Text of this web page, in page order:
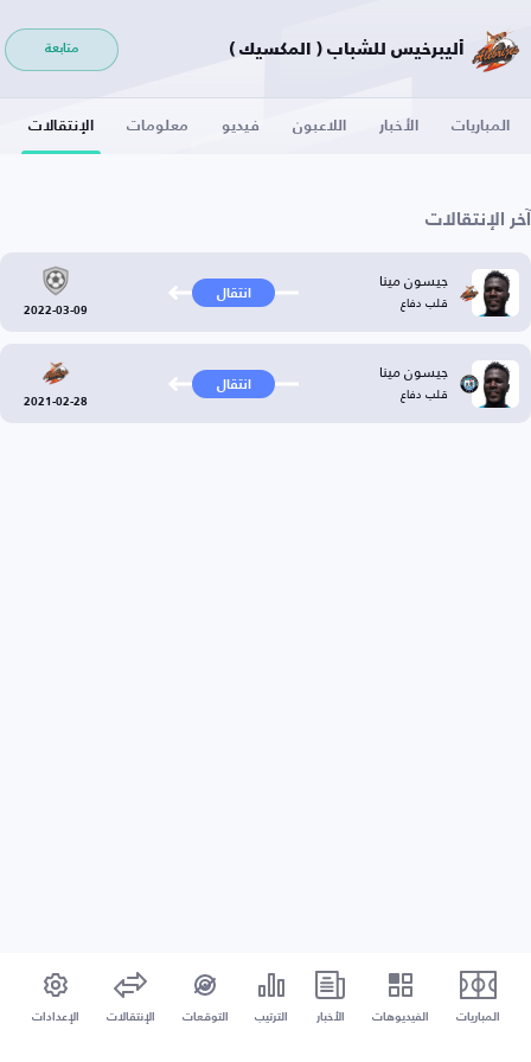
أليبرخيس للشباب ( المكسيك ) متابعة
المباريات الأخبار اللاعبون فيديو معلومات الإنتقالات
آخر الإنتقالات
جيسون مينا
قلب دفاع انتقال
2022-03-09
جيسون مينا
قلب دفاع انتقال
2021-02-28
المباريات الفيديوهات الأخبار الترتيب التوقعات الإنتقالات الإعدادات